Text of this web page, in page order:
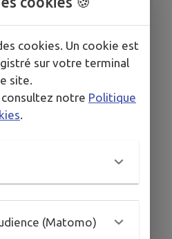
sainte-union-coe...
cookies. Un cookie est
sur votre terminal
site.
consultez notre Politique
(Matomo)